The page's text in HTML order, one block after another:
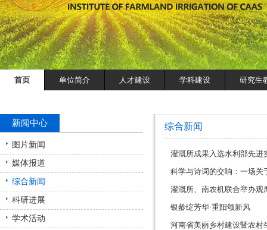
首页 单位简介 人才建设 学科建设 研究生
新闻中心
图片新闻
媒体报道
综合新闻
科研进展
学术活动
综合新闻
灌溉所成果入选水利部先进
科学与诗词的交响：一场关
灌溉所、南农机联合举办观
银龄绽芳华·重阳颂新风
河南省美丽乡村建设暨农村